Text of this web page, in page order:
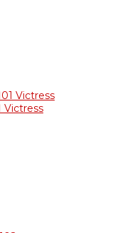
Victress